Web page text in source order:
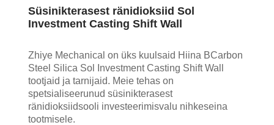
Süsinikterasest ränidioksiid Sol
Investment Casting Shift Wall
Zhiye Mechanical on üks kuulsaid Hiina BCarbon
Steel Silica Sol Investment Casting Shift Wall
tootjaid ja tarnijaid. Meie tehas on
spetsialiseerunud süsinikterasest
ränidioksiidsooli investeerimisvalu nihkeseina
tootmisele.